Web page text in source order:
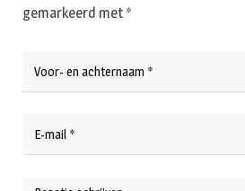
gemarkeerd met *